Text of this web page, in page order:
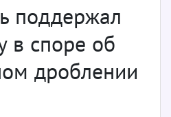
поддержал
в споре об
дроблении